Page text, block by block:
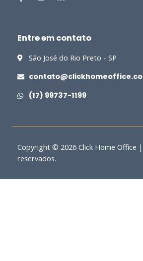
Entre em contato
São José do Rio Preto - SP
(17) 99737-1199
Copyright © 2026 Click Home Office
reservados.